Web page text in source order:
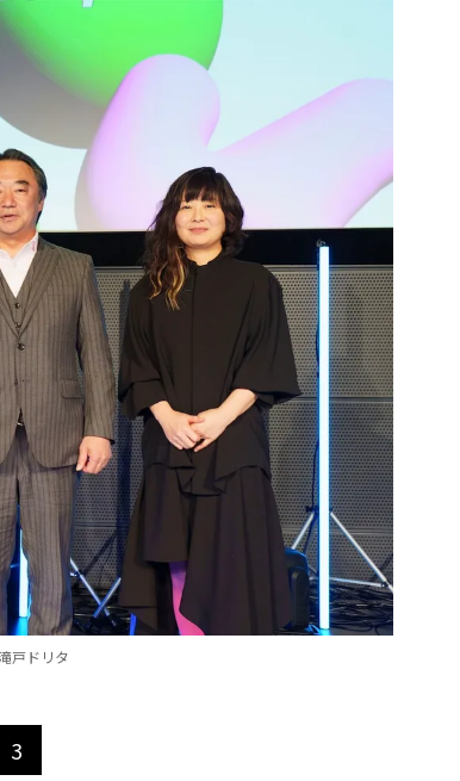
戸ドリタ
3